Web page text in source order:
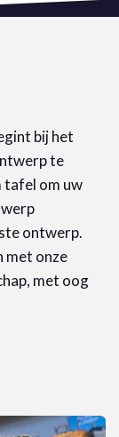
bij het
te
tafel om uw
ontwerp.
met onze
met oog